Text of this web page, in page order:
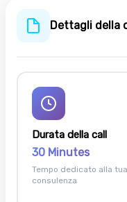
Dettagli della
Durata della call
30 Minutes
Tempo dedicato alla tua
consulenza